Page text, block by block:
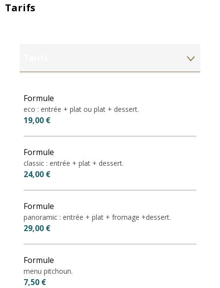
Tarifs
Formule
eco : entrée + plat ou plat + dessert.
19,00 €
Formule
classic : entrée + plat + dessert.
24,00 €
Formule
panoramic : entrée + plat + fromage +dessert.
29,00 €
Formule
menu pitchoun.
7,50 €